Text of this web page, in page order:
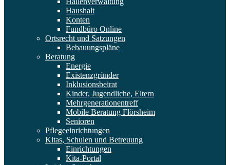
Haushalt
Konten
Fundbüro Online
Ortsrecht und Satzungen
Bebauungspläne
Beratung
Energie
Existenzgründer
Inklusionsbeirat
Kinder, Jugendliche, Eltern
Mehrgenerationentreff
Mobile Beratung Flörsheim
Senioren
Pflegeeinrichtungen
Kitas, Schulen und Betreuung
Einrichtungen
Kita-Portal